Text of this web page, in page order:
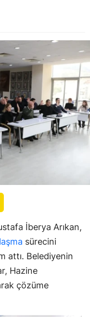
İberya Arıkan,
sürecini
attı. Belediyenin
Hazine
çözüme